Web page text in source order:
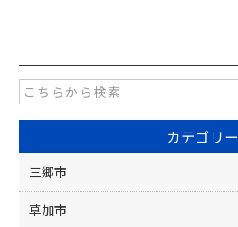
e
b
o
o
k
er
カテゴリー
三郷市
草加市